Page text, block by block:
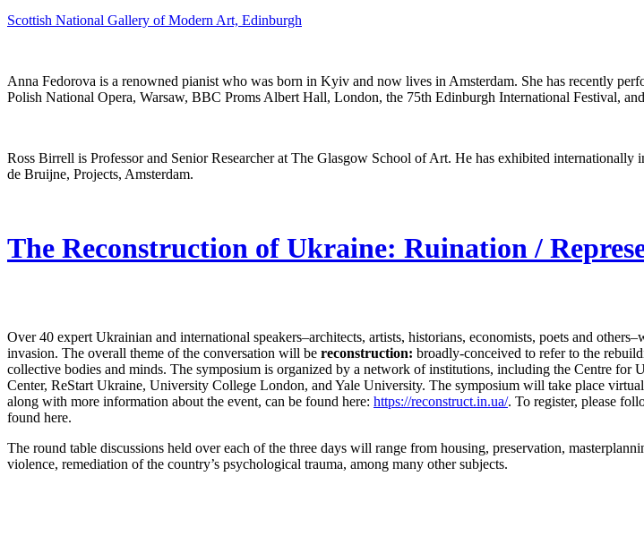
Scottish National Gallery of Modern Art, Edinburgh
Anna Fedorova is a renowned pianist who was born in Kyiv and now lives in Amsterdam. She has recently
Polish National Opera, Warsaw, BBC Proms Albert Hall, London, the 75th Edinburgh International Festival, and
Ross Birrell is Professor and Senior Researcherat The Glasgow School of Art. He has exhibited internationally
de Bruijne, Projects, Amsterdam.
The Reconstruction of Ukraine: Ruination /
Over 40 expert Ukrainian and international speakers–architects, artists, historians, economists, poets and
invasion. The overall theme of the conversation will be reconstruction: broadly-conceived to refer to the
collective bodies and minds. The symposium is organized by a network of institutions, including the Centre
Center, ReStart Ukraine, University College London, and Yale University. The symposium will take place
along with more information about the event, can be found here: https://reconstruct.in.ua/. To register, please
found here.
The round table discussions held over each of the three days will range from housing, preservation,
violence, remediation of the country’s psychological trauma, among many other subjects.